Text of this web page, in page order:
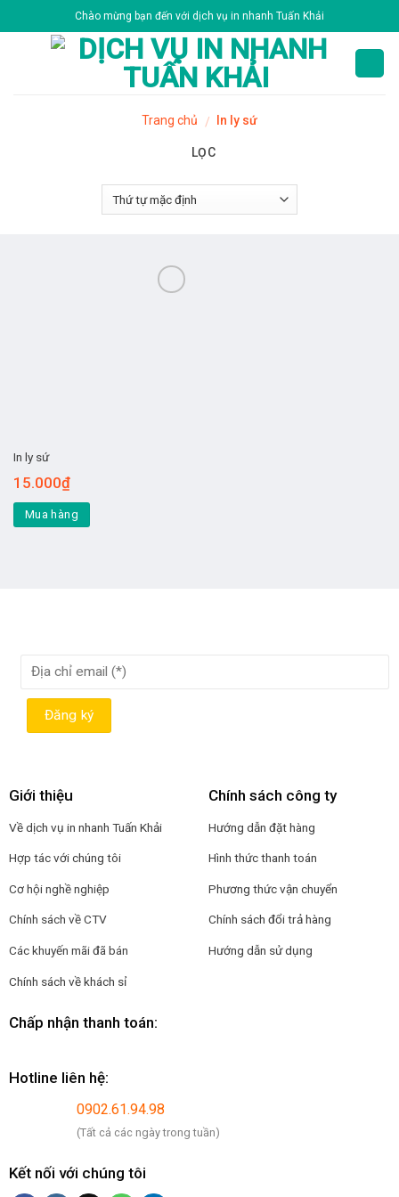
to
Chào mừng bạn đến với dịch vụ in nhanh Tuấn Khải
Trang chủ / In ly sứ
LỌC
In ly sứ
15.000₫
Mua hàng
Giới thiệu
Về dịch vụ in nhanh Tuấn Khải
Hợp tác với chúng tôi
Cơ hội nghề nghiệp
Chính sách về CTV
Các khuyến mãi đã bán
Chính sách về khách sỉ
Chính sách công ty
Hướng dẫn đặt hàng
Hình thức thanh toán
Phương thức vận chuyển
Chính sách đổi trả hàng
Hướng dẫn sử dụng
Chấp nhận thanh toán:
Hotline liên hệ:
0902.61.94.98
(Tất cả các ngày trong tuần)
Kết nối với chúng tôi